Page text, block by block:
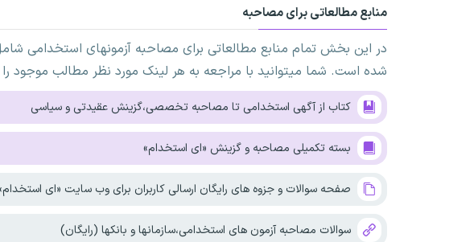
منابع مطالعاتی برای مصاحبه
در این بخش تمام منابع مطالعاتی برای مصاحبه آزمونهای استخدامی
شده است. شما میتوانید با مراجعه به هر لینک مورد نظر مطالب موجود را
کتاب از آگهی استخدامی تا مصاحبه تخصصی،گزینش عقیدتی و سیاسی
بسته تکمیلی مصاحبه و گزینش «ای استخدام»
صفحه سوالات و جزوه های رایگان ارسالی کاربران برای وب سایت «ای
سوالات مصاحبه آزمون های استخدامی،سازمانها و بانکها (رایگان)